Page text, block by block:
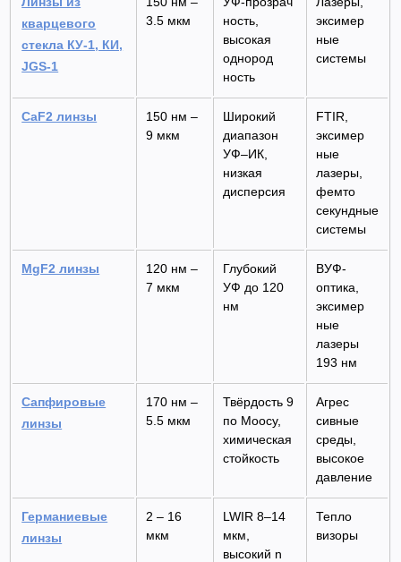
кварцевого
стекла КУ-1, КИ,
JGS-1
3.5 мкм
ность,
высокая
однород
ность
эксимер
ные
системы
CaF2 линзы
150 нм –
9 мкм
Широкий
диапазон
УФ–ИК,
низкая
дисперсия
FTIR,
эксимер
ные
лазеры,
фемто
секундные
системы
MgF2 линзы
120 нм –
7 мкм
Глубокий
УФ до 120
нм
ВУФ-
оптика,
эксимер
ные
лазеры
193 нм
Сапфировые
линзы
170 нм –
5.5 мкм
Твёрдость 9
по Моосу,
химическая
стойкость
Агрес
сивные
среды,
высокое
давление
Германиевые
линзы
2 – 16
мкм
LWIR 8–14
мкм,
высокий n
Тепло
визоры